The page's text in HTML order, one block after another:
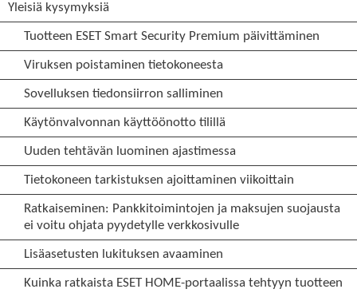
Yleisiä kysymyksiä
Tuotteen ESET Smart Security Premium päivittäminen
Viruksen poistaminen tietokoneesta
Sovelluksen tiedonsiirron salliminen
Käytönvalvonnan käyttöönotto tilillä
Uuden tehtävän luominen ajastimessa
Tietokoneen tarkistuksen ajoittaminen viikoittain
Ratkaiseminen: Pankkitoimintojen ja maksujen suojausta
ei voitu ohjata pyydetylle verkkosivulle
Lisäasetusten lukituksen avaaminen
Kuinka ratkaista ESET HOME-portaalissa tehtyyn tuotteen